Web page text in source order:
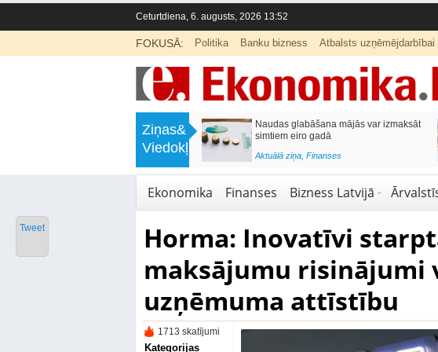
Ceturtdiena, 6. augusts, 2026 13:52
FOKUSĀ: Politika Banku bizness Atbalsts uzņēmējdarbībai
Ziņas&
Viedokļi
Septiņos mēnešos Vivi vilcienos
pārvadāti 12 miljoni pasažieru; jūlijā
Naudas glabāšana mājās var izmaksāt
simtiem eiro gadā
Aktuālā ziņa, Finanses
Ekonomika Finanses Bizness Latvijā
Horma: Inovatīvi
maksājumu risinājumi
uzņēmuma attīstību
1713 skatījumi
Kategorijas
Tweet